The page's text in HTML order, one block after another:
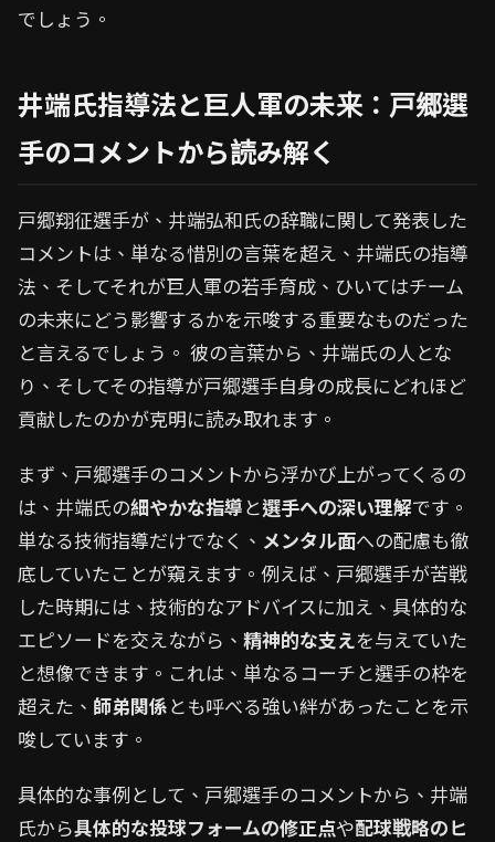
でしょう。
井端氏指導法と巨人軍の未来：戸郷選
手のコメントから読み解く
戸郷翔征選手が、井端弘和氏の辞職に関して発表した
コメントは、単なる惜別の言葉を超え、井端氏の指導
法、そしてそれが巨人軍の若手育成、ひいてはチーム
の未来にどう影響するかを示唆する重要なものだった
と言えるでしょう。 彼の言葉から、井端氏の人とな
り、そしてその指導が戸郷選手自身の成長にどれほど
貢献したのかが克明に読み取れます。
まず、戸郷選手のコメントから浮かび上がってくるの
は、井端氏の細やかな指導と選手への深い理解です。
単なる技術指導だけでなく、 メンタル面への配慮も徹
底していたことが窺えます。例えば、戸郷選手が苦戦
した時期には、技術的なアドバイスに加え、具体的な
エピソードを交えながら、 精神的な支えを与えていた
と想像できます。これは、単なるコーチと選手の枠を
超えた、 師弟関係とも呼べる強い絆があったことを示
唆しています。
具体的な事例として、戸郷選手のコメントから、井端
氏から具体的な投球フォームの修正点や配球戦略のヒ